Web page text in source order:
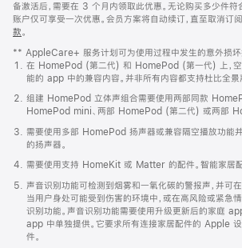
备激活后，需要在 3 个月内领取此优惠。无论购买多少件
账户仅可享受一次优惠。会员方案将自动续订，直至取消订
款。
窗
口
中
打
开)
** AppleCare+ 服务计划可为使用过程中发生的意外损坏
在 HomePod (第二代) 和 HomePod (第一代) 上，空
能的 app 中的兼容内容。并非所有内容都支持杜比全景
组建 HomePod 立体声组合需要使用两部同款
HomePod mini、两部 HomePod (第二代) 或两部
需要使用多部 HomePod 扬声器或兼容隔空播放功能
的扬声器。
需要使用支持 HomeKit 或 Matter 的配件。智能家居配
声音识别功能可检测到烟雾和一氧化碳的警报声，并可
当用户身处可能受到伤害的环境中，或在高风险或紧急
识别功能。声音识别功能需要使用升级更新后的家庭
app 中单独提供。它要求所有连接家居配件的 Apple
件。